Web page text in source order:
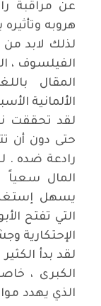
عن مراقبة
هروبه
لذلك لابد
الفيلسوف ،
المقال
الألمانية
لقد تحققت
حتى دون أن
رادعة ضده .
المال سعياً
يسهل
التي تفتح
الإحتكارية
لقد بدأ
الكبرى ،
الذي يهدد